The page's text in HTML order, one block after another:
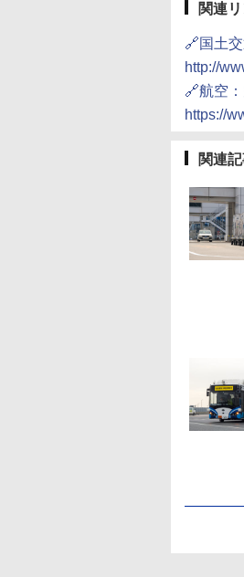
関連
🔗国土
http://
🔗航空
https://
関連